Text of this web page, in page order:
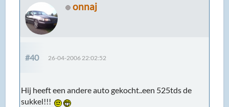
onnaj
#40 26-04-2006 22:02:52
Hij heeft een andere auto gekocht..een 525tds de
sukkel!!!